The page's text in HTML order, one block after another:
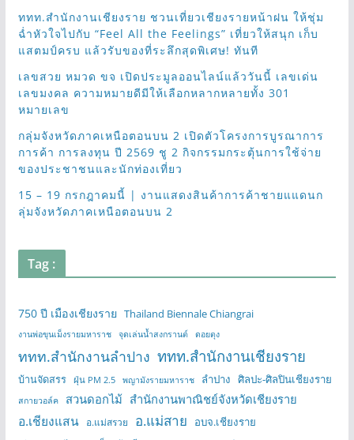
ททท.สำนักงานเชียงราย ชวนเที่ยวเชียงรายหน้าฝน ให้ชุ่ม
ฉ่ำหัวใจไปกับ “Feel All the Feelings” เที่ยวให้สนุก เก็บ
แสตมป์ครบ แล้วรับของที่ระลึกสุดพิเศษ! ทันที
เลขสวย หมวด ขจ เปิดประมูลออนไลน์แล้ววันนี้ เลขเด่น
เลขมงคล ความหมายดีมีให้เลือกหลากหลายทั้ง 301
หมายเลข
กลุ่มจังหวัดภาคเหนือตอนบน 2 เปิดตัวโครงการบูรณาการ
การค้า การลงทุน ปี 2569 ชู 2 กิจกรรมกระตุ้นการใช้จ่าย
ของประชาชนและนักท่องเที่ยว
15 – 19 กรกฎาคมนี้ | งานแสดงสินค้าการค้าชายแแดนก
ลุ่มจังหวัดภาคเหนือตอนบน 2
Tag :
750 ปี เมืองเชียงราย Thailand Biennale Chiangrai
งานพ่อขุนเม็งรายมหาราช จุดเล่นน้ำสงกรานต์ ดอยตุง
ททท.สำนักงานลำปาง ททท.สำนักงานเชียงราย
บ้านจัดสรร ฝุ่น PM 2.5 พญามังรายมหาราช ลำปาง ศิลปะ-ศิลปินเชียงราย
สกายวอล์ค สวนดอกไม้ สำนักงานพาณิชย์จังหวัดเชียงราย
อ.เชียงแสน อ.แม่สรวย อ.แม่สาย อบจ.เชียงราย